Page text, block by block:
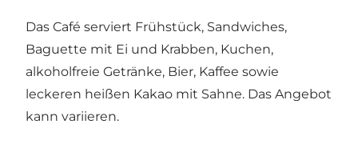
Das Café serviert Frühstück, Sandwiches,
Baguette mit Ei und Krabben, Kuchen,
alkoholfreie Getränke, Bier, Kaffee sowie
leckeren heißen Kakao mit Sahne. Das Angebot
kann variieren.